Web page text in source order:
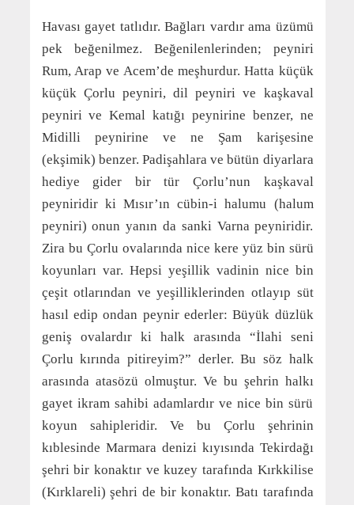
Havası gayet tatlıdır. Bağları vardır ama üzümü
pek beğenilmez. Beğenilenlerinden; peyniri
Rum, Arap ve Acem’de meşhurdur. Hatta küçük
küçük Çorlu peyniri, dil peyniri ve kaşkaval
peyniri ve Kemal katığı peynirine benzer, ne
Midilli peynirine ve ne Şam karişesine
(ekşimik) benzer. Padişahlara ve bütün diyarlara
hediye gider bir tür Çorlu’nun kaşkaval
peyniridir ki Mısır’ın cübin-i halumu (halum
peyniri) onun yanın da sanki Varna peyniridir.
Zira bu Çorlu ovalarında nice kere yüz bin sürü
koyunları var. Hepsi yeşillik vadinin nice bin
çeşit otlarından ve yeşilliklerinden otlayıp süt
hasıl edip ondan peynir ederler: Büyük düzlük
geniş ovalardır ki halk arasında “İlahi seni
Çorlu kırında pitireyim?” derler. Bu söz halk
arasında atasözü olmuştur. Ve bu şehrin halkı
gayet ikram sahibi adamlardır ve nice bin sürü
koyun sahipleridir. Ve bu Çorlu şehrinin
kıblesinde Marmara denizi kıyısında Tekirdağı
şehri bir konaktır ve kuzey tarafında Kırkkilise
(Kırklareli) şehri de bir konaktır. Batı tarafında